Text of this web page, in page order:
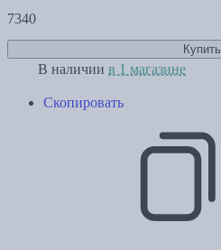
7340
Купить
В наличии в 1 магазине
Скопировать